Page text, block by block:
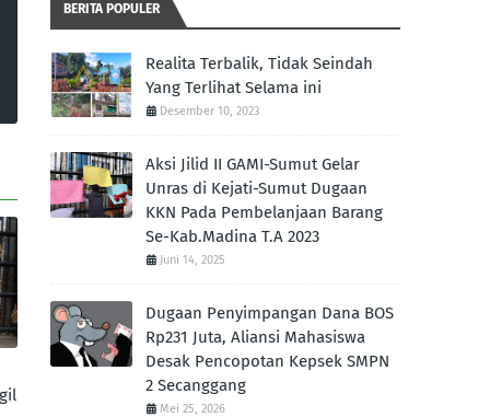
BERITA POPULER
Realita Terbalik, Tidak Seindah
Yang Terlihat Selama ini
Desember 10, 2023
Aksi Jilid II GAMI-Sumut Gelar
Unras di Kejati-Sumut Dugaan
KKN Pada Pembelanjaan Barang
Se-Kab.Madina T.A 2023
Juni 14, 2025
Dugaan Penyimpangan Dana BOS
Rp231 Juta, Aliansi Mahasiswa
Desak Pencopotan Kepsek SMPN
2 Secanggang
Mei 25, 2026